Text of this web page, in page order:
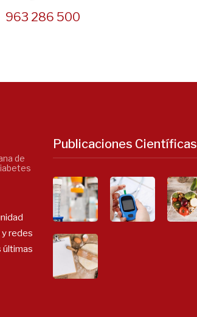
963 286 500
de
redes
últimas
Publicaciones Científicas